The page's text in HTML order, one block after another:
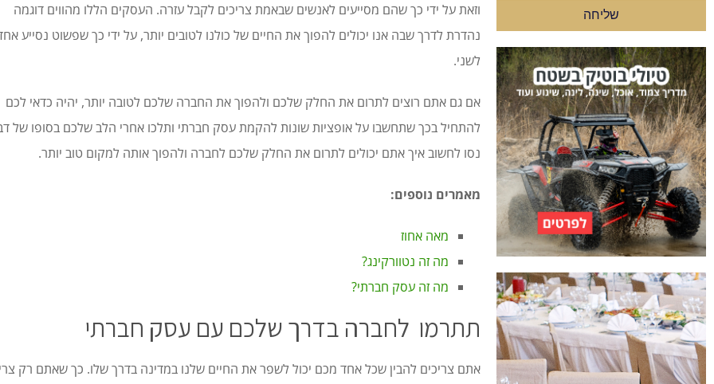
שליחה
וזאת על ידי כך שהם מסייעים לאנשים שבאמת צריכים לקבל עזרה. העסקים הללו מהווים דוגמה
נהדרת לדרך שבה אנו יכולים להפוך את החיים של כולנו לטובים יותר, על ידי כך שפשוט נסייע
לשני.
אם גם אתם רוצים לתרום את החלק שלכם ולהפוך את החברה שלכם לטובה יותר, יהיה כדאי לכם
להתחיל בכך שתחשבו על אופציות שונות להקמת עסק חברתי ותלכו אחרי הלב שלכם בסופו של
נסו לחשוב איך אתם יכולים לתרום את החלק שלכם לחברה ולהפוך אותה למקום טוב יותר.
מאמרים נוספים:
מאה אחוז
מה זה נטוורקינג?
מה זה עסק חברתי?
תתרמו לחברה בדרך שלכם עם עסק חברתי
אתם צריכים להבין שכל אחד מכם יכול לשפר את החיים שלנו במדינה בדרך שלו. כך שאתם רק